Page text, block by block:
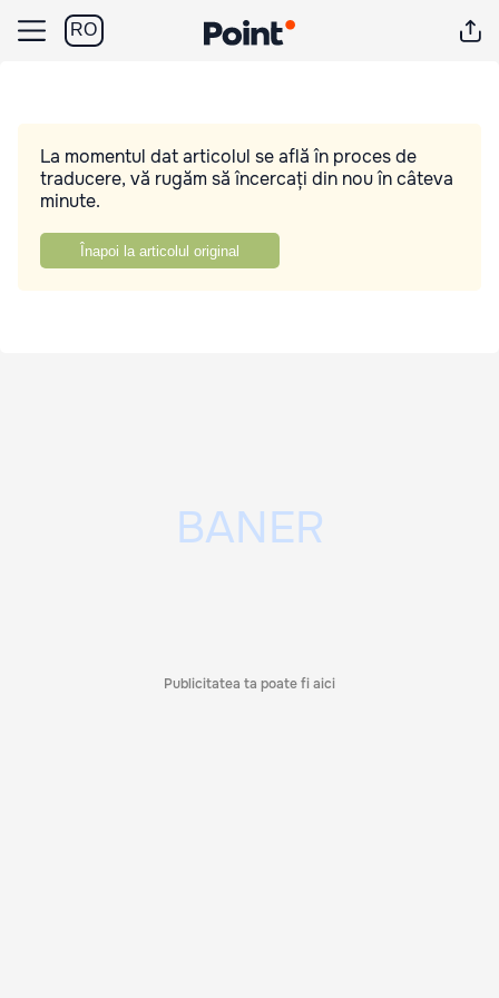
RO
La momentul dat articolul se află în proces de
traducere, vă rugăm să încercați din nou în câteva
minute.
Înapoi la articolul original
Publicitatea ta poate fi aici